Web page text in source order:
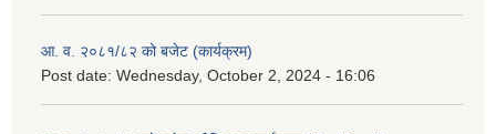
आ. व. २०८१/८२ को बजेट (कार्यक्रम)
Post date: Wednesday, October 2, 2024 - 16:06